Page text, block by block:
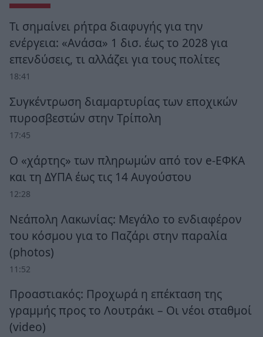
Τι σημαίνει ρήτρα διαφυγής για την
ενέργεια: «Ανάσα» 1 δισ. έως το 2028 για
επενδύσεις, τι αλλάζει για τους πολίτες
18:41
Συγκέντρωση διαμαρτυρίας των εποχικών
πυροσβεστών στην Τρίπολη
17:45
Ο «χάρτης» των πληρωμών από τον e-ΕΦΚΑ
και τη ΔΥΠΑ έως τις 14 Αυγούστου
12:28
Νεάπολη Λακωνίας: Μεγάλο το ενδιαφέρον
του κόσμου για το Παζάρι στην παραλία
(photos)
11:52
Προαστιακός: Προχωρά η επέκταση της
γραμμής προς το Λουτράκι – Οι νέοι σταθμοί
(video)